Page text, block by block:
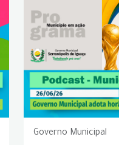
Governo Municipal